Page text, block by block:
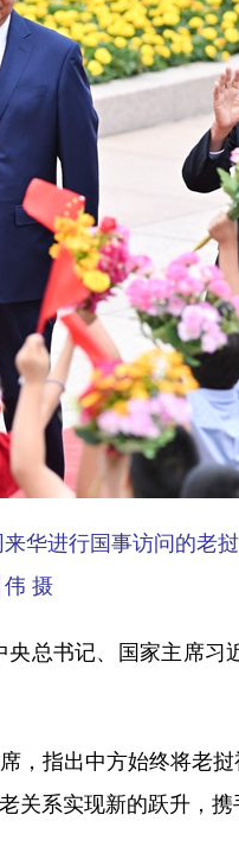
华进行国事访问的老
伟 摄
书记、国家主席习
指出中方始终将老挝
系实现新的跃升，携